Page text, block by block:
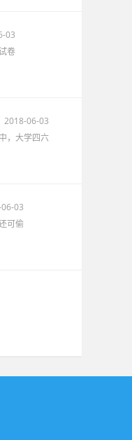
03
卷
2018-06-03
，大学四六
03
可偷